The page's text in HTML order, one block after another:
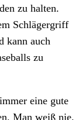
zu halten.
Schlägergriff
kann auch
zu
eine gute
Man weiß nie,